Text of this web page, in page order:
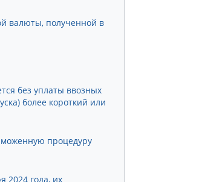
валюты, полученной в
без уплаты ввозных
более короткий или
процедуру
2024 года, их